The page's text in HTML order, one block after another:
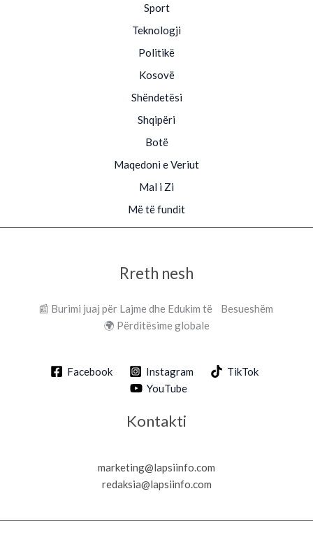
Sport
Teknologji
Politikë
Kosovë
Shëndetësi
Shqipëri
Botë
Maqedoni e Veriut
Mal i Zi
Më të fundit
Rreth nesh
📰 Burimi juaj për Lajme dhe Edukim të Besueshëm
🌍 Përditësime globale
Facebook Instagram
TikTok
YouTube
Kontakti
marketing@lapsiinfo.com
redaksia@lapsiinfo.com